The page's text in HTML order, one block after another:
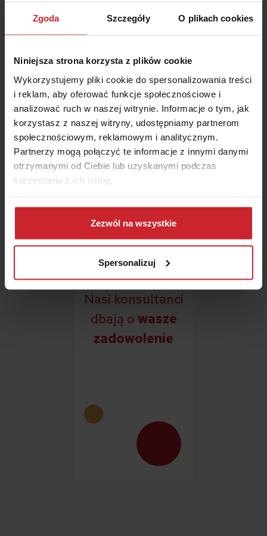
Zgoda Szczegóły O plikach cookies
Niniejsza strona korzysta z plików cookie
Wykorzystujemy pliki cookie do spersonalizowania treści
i reklam, aby oferować funkcje społecznościowe i
analizować ruch w naszej witrynie. Informacje o tym, jak
korzystasz z naszej witryny, udostępniamy partnerom
społecznościowym, reklamowym i analitycznym.
Partnerzy mogą połączyć te informacje z innymi danymi
otrzymanymi od Ciebie lub uzyskanymi podczas
korzystania z ich usług.
Dowiedz się więcej na temat tego, kim jesteśmy, jak
można się z nami skontaktować i w jaki sposób
przetwarzamy dane osobowe w ramachPolityki
Zezwól na wszystkie
Spersonalizuj
urlopu – jeśli wybierzesz odpowiednią ofertę, będziesz mieć
zapewnione pokrycie kosztów leczenia, a nawet zwrot
zapłaconych środków w przypadku rezygnacji z wyjazdu.
Nasi konsultanci
dbają o wasze
zadowolenie